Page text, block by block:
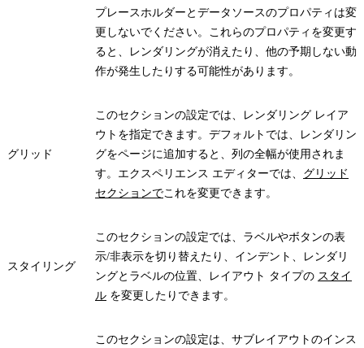
プレースホルダーとデータソースのプロパティは変
更しないでください。これらのプロパティを変更す
ると、レンダリングが消えたり、他の予期しない動
作が発生したりする可能性があります。
グリッド
このセクションの設定では、レンダリング レイア
ウトを指定できます。デフォルトでは、レンダリン
グをページに追加すると、列の全幅が使用されま
す。エクスペリエンス エディターでは、 グリッド
セクションでこれを変更できます。
スタイリング
このセクションの設定では、ラベルやボタンの表
示/非表示を切り替えたり、インデント、レンダリ
ングとラベルの位置、レイアウト タイプの スタイ
ル を変更したりできます。
このセクションの設定は、サブレイアウトのインス